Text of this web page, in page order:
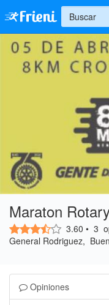
Ingresar
Inicio
Maraton
3.60 • 3
General Rodriguez,
Opiniones